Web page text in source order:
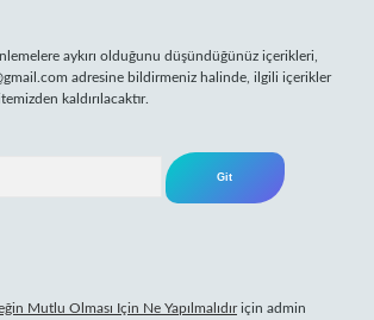
aykırı olduğunu düşündüğünüz içerikleri,
adresine bildirmeniz halinde, ilgili içerikler
kaldırılacaktır.
Mutlu Olması Için Ne Yapılmalıdıriçin admin